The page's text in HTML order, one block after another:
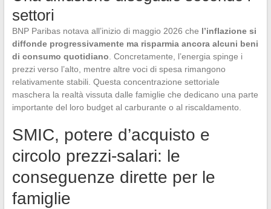
settori
BNP Paribas notava all’inizio di maggio 2026 che l’inflazione si
diffonde progressivamente ma risparmia ancora alcuni beni
di consumo quotidiano. Concretamente, l’energia spinge i
prezzi verso l’alto, mentre altre voci di spesa rimangono
relativamente stabili. Questa concentrazione settoriale
maschera la realtà vissuta dalle famiglie che dedicano una parte
importante del loro budget al carburante o al riscaldamento.
SMIC, potere d’acquisto e
circolo prezzi-salari: le
conseguenze dirette per le
famiglie